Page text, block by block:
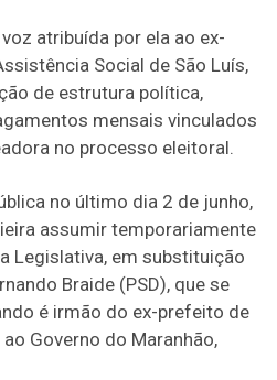
atribuída por ela ao ex-
Social de São Luís,
de estrutura política,
mensais vinculados
no processo eleitoral.
no último dia 2 de junho,
assumir temporariamente
Legislativa, em substituição
Braide (PSD), que se
é irmão do ex-prefeito de
Governo do Maranhão,